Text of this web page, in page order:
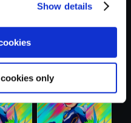
Show details
only
のロ